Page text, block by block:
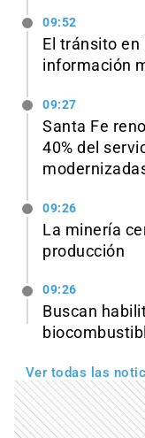
09:52
El tránsito en
información
09:27
Santa Fe
40% del
09:26
La minería
producción
09:26
Buscan
Ver todas las